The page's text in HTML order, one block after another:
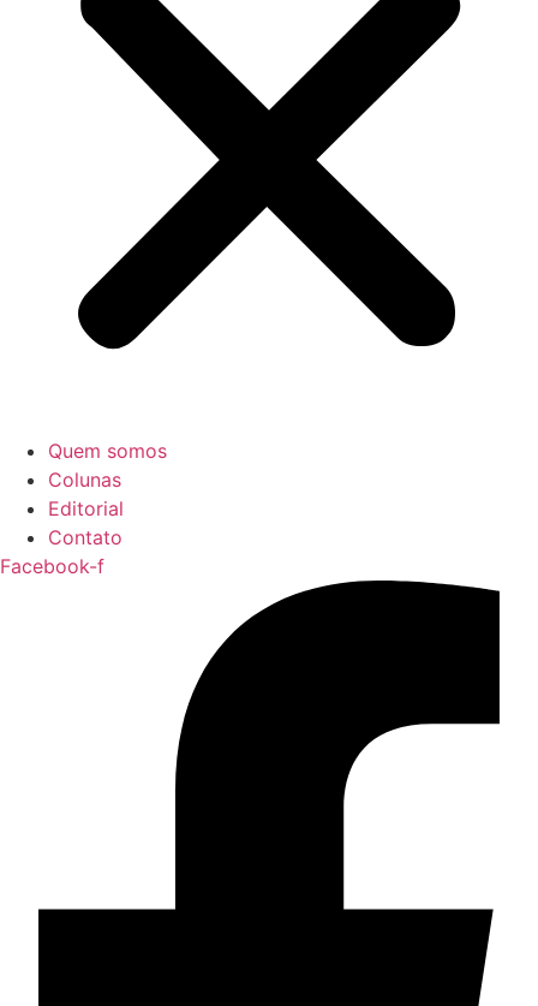
Quem somos
Colunas
Editorial
Contato
Facebook-f